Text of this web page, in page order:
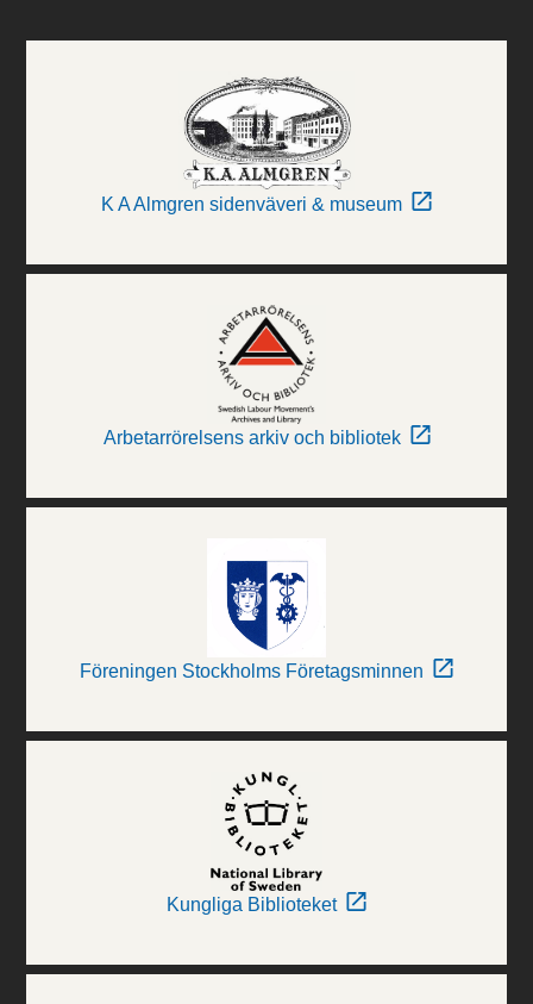
K A Almgren sidenväveri & museum
Arbetarrörelsens arkiv och bibliotek
Föreningen Stockholms Företagsminnen
Kungliga Biblioteket